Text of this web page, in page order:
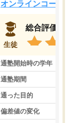
オンラインコース
生徒
総合評価
通塾開始時の学年
通塾期間
通った目的
偏差値の変化